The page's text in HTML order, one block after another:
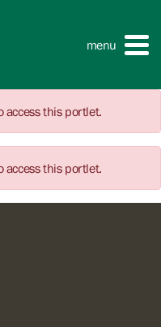
menu
access this portlet.
access this portlet.